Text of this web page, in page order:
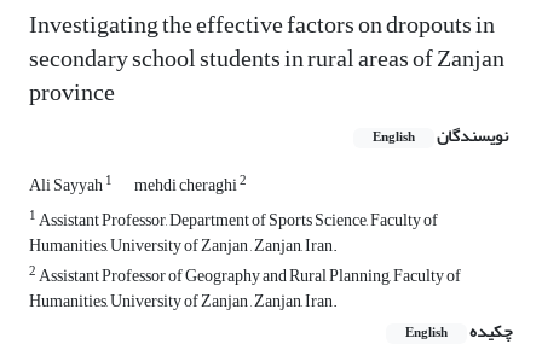
Investigating the effective factors on dropouts in
secondary school students in rural areas of Zanjan
province
نویسندگان English
Ali Sayyah1 mehdi cheraghi2
1Assistant Professor, Department of Sports Science, Faculty of
Humanities, University of Zanjan , Zanjan, Iran.
2Assistant Professor of Geography and Rural Planning, Faculty of
Humanities, University of Zanjan , Zanjan, Iran.
چکیده
English